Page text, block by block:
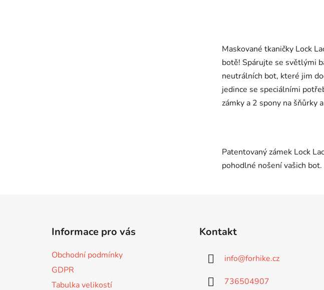
Maskované tkaničky Lock
botě! Spárujte se světlými
neutrálních bot, které jim
jedince se speciálními
zámky a 2 spony na šňůrky
Patentovaný zámek Lock
pohodlné nošení vašich bot.
Informace pro vás
Obchodní podmínky
GDPR
Tabulka velikostí
Kontakt
info@forhike.cz
736504907